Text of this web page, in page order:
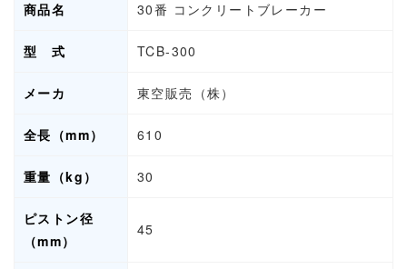
商品名 30番 コンクリートブレーカー
型 式 TCB-300
メーカ 東空販売（株）
全長（mm） 610
重量（kg） 30
ピストン径
（mm）
45